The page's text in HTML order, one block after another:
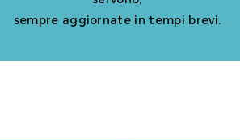
sempre aggiornate in tempi brevi.